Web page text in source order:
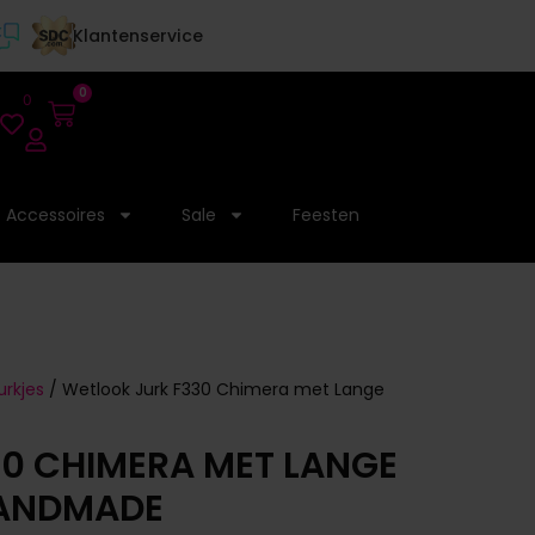
Klantenservice
0 0
Accessoires Sale Feesten
/ Wetlook Jurk F330 Chimera met Lange
CHIMERA MET LANGE